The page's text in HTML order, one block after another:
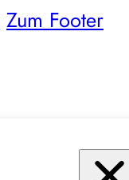
Zum Footer